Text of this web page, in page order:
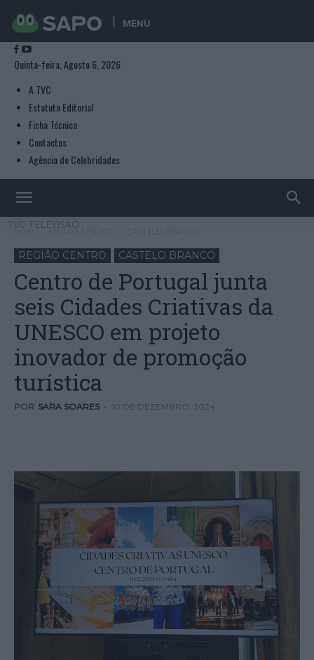
MENU
Quinta-feira, Agosto 6, 2026
A TVC
Estatuto Editorial
Ficha Técnica
Contactos
Agência de Celebridades
TVC TELEVISÃO
Início REGIÃO CENTRO
REGIÃO CENTRO CASTELO BRANCO
Centro de Portugal junta
seis Cidades Criativas da
UNESCO em projeto
inovador de promoção
turística
POR SARA SOARES - 10 DE DEZEMBRO, 2024